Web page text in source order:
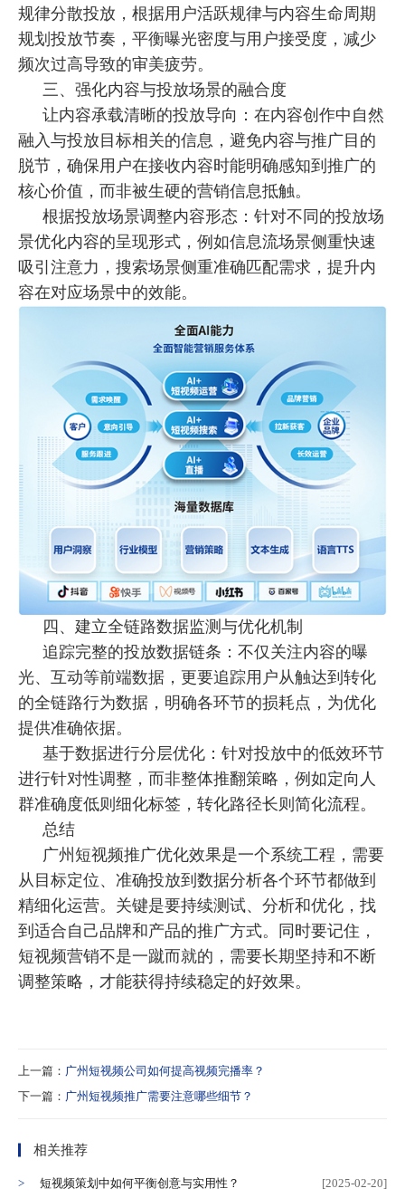
规律分散投放，根据用户活跃规律与内容生命周期
规划投放节奏，平衡曝光密度与用户接受度，减少
频次过高导致的审美疲劳。
三、强化内容与投放场景的融合度
让内容承载清晰的投放导向：在内容创作中自然
融入与投放目标相关的信息，避免内容与推广目的
脱节，确保用户在接收内容时能明确感知到推广的
核心价值，而非被生硬的营销信息抵触。
根据投放场景调整内容形态：针对不同的投放场
景优化内容的呈现形式，例如信息流场景侧重快速
吸引注意力，搜索场景侧重准确匹配需求，提升内
容在对应场景中的效能。
四、建立全链路数据监测与优化机制
追踪完整的投放数据链条：不仅关注内容的曝
光、互动等前端数据，更要追踪用户从触达到转化
的全链路行为数据，明确各环节的损耗点，为优化
提供准确依据。
基于数据进行分层优化：针对投放中的低效环节
进行针对性调整，而非整体推翻策略，例如定向人
群准确度低则细化标签，转化路径长则简化流程。
总结
广州短视频推广优化效果是一个系统工程，需要
从目标定位、准确投放到数据分析各个环节都做到
精细化运营。关键是要持续测试、分析和优化，找
到适合自己品牌和产品的推广方式。同时要记住，
短视频营销不是一蹴而就的，需要长期坚持和不断
调整策略，才能获得持续稳定的好效果。
上一篇： 广州短视频公司如何提高视频完播率？
下一篇： 广州短视频推广需要注意哪些细节？
相关推荐
短视频策划中如何平衡创意与实用性？
[2025-02-20]